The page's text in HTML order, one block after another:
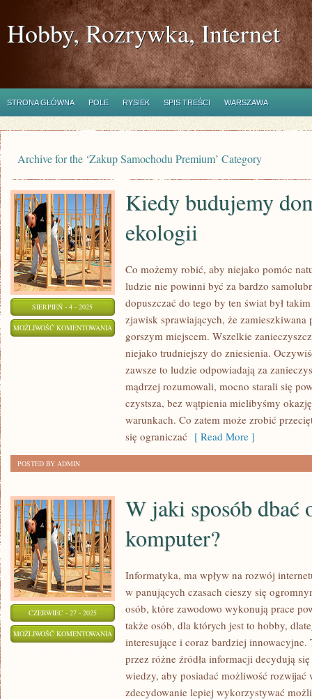
Hobby, Rozrywka, Internet
STRONA GŁÓWNA POLE RYSIEK SPIS TREŚCI WARSZAWA
Archive for the ‘Zakup Samochodu Premium’ Category
SIERPIEŃ - 4 - 2025
MOŻLIWOŚĆ KOMENTOWANIA KIEDY
BUDUJEMY
Kiedy budujemy
ekologii
Co możemy robić, aby niejako pomóc
ludzie nie powinni być za bardzo
dopuszczać do tego by ten świat był
zjawisk sprawiających, że zamieszkiwana
gorszym miejscem. Wszelkie
niejako trudniejszy do zniesienia.
zawsze to ludzie odpowiadają za
mądrzej rozumowali, mocno starali się
czystsza, bez wątpienia mielibyśmy
warunkach. Co zatem może zrobić
się ograniczać [ Read More ]
POSTED BY ADMIN
CZERWIEC - 27 - 2025
MOŻLIWOŚĆ KOMENTOWANIA
SPOSÓB
W jaki sposób dbać
komputer?
Informatyka, ma wpływ na rozwój
w panujących czasach cieszy się
osób, które zawodowo wykonują prace
także osób, dla których jest to hobby,
interesujące i coraz bardziej
przez różne źródła informacji decydują
wiedzy, aby posiadać możliwość rozwijać
zdecydowanie lepiej wykorzystywać